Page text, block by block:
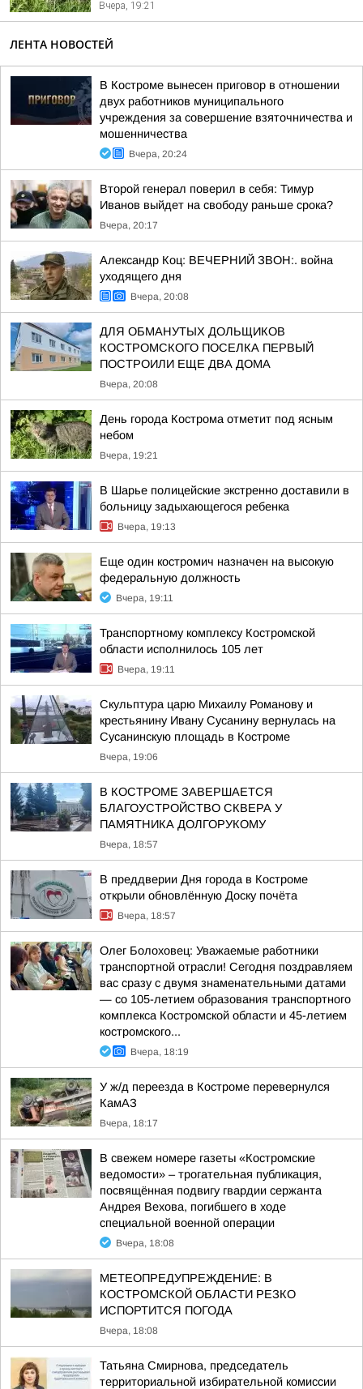
Вчера, 19:21
ЛЕНТА НОВОСТЕЙ
В Костроме вынесен приговор в отношении
двух работников муниципального
учреждения за совершение взяточничества и
мошенничества
Вчера, 20:24
Второй генерал поверил в себя: Тимур
Иванов выйдет на свободу раньше срока?
Вчера, 20:17
Александр Коц: ВЕЧЕРНИЙ ЗВОН:. война
уходящего дня
Вчера, 20:08
ДЛЯ ОБМАНУТЫХ ДОЛЬЩИКОВ
КОСТРОМСКОГО ПОСЕЛКА ПЕРВЫЙ
ПОСТРОИЛИ ЕЩЕ ДВА ДОМА
Вчера, 20:08
День города Кострома отметит под ясным
небом
Вчера, 19:21
В Шарье полицейские экстренно доставили в
больницу задыхающегося ребенка
Вчера, 19:13
Еще один костромич назначен на высокую
федеральную должность
Вчера, 19:11
Транспортному комплексу Костромской
области исполнилось 105 лет
Вчера, 19:11
Скульптура царю Михаилу Романову и
крестьянину Ивану Сусанину вернулась на
Сусанинскую площадь в Костроме
Вчера, 19:06
В КОСТРОМЕ ЗАВЕРШАЕТСЯ
БЛАГОУСТРОЙСТВО СКВЕРА У
ПАМЯТНИКА ДОЛГОРУКОМУ
Вчера, 18:57
В преддверии Дня города в Костроме
открыли обновлённую Доску почёта
Вчера, 18:57
Олег Болоховец: Уважаемые работники
транспортной отрасли! Сегодня поздравляем
вас сразу с двумя знаменательными датами
— со 105-летием образования транспортного
комплекса Костромской области и 45-летием
костромского...
Вчера, 18:19
У ж/д переезда в Костроме перевернулся
КамАЗ
Вчера, 18:17
В свежем номере газеты «Костромские
ведомости» – трогательная публикация,
посвящённая подвигу гвардии сержанта
Андрея Вехова, погибшего в ходе
специальной военной операции
Вчера, 18:08
МЕТЕОПРЕДУПРЕЖДЕНИЕ: В
КОСТРОМСКОЙ ОБЛАСТИ РЕЗКО
ИСПОРТИТСЯ ПОГОДА
Вчера, 18:08
Татьяна Смирнова, председатель
территориальной избирательной комиссии